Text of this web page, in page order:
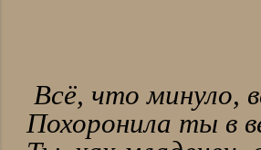
Всё, что минуло,
Похоронила ты в